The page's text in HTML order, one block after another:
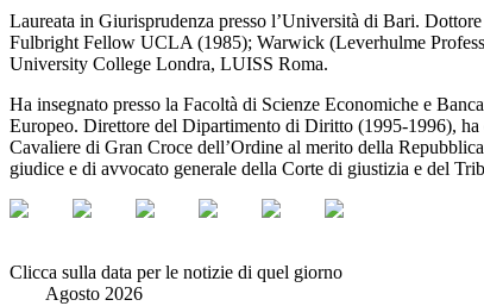
Laureata in Giurisprudenza presso l’Università di Bari.
Fulbright Fellow UCLA (1985); Warwick (Leverhulme
University College Londra, LUISS Roma.
Ha insegnato presso la Facoltà di Scienze Economiche e
Europeo. Direttore del Dipartimento di Diritto (1995-1996),
Cavaliere di Gran Croce dell’Ordine al merito della
giudice e di avvocato generale della Corte di giustizia e del
Clicca sulla data per le notizie di quel giorno
Agosto 2026